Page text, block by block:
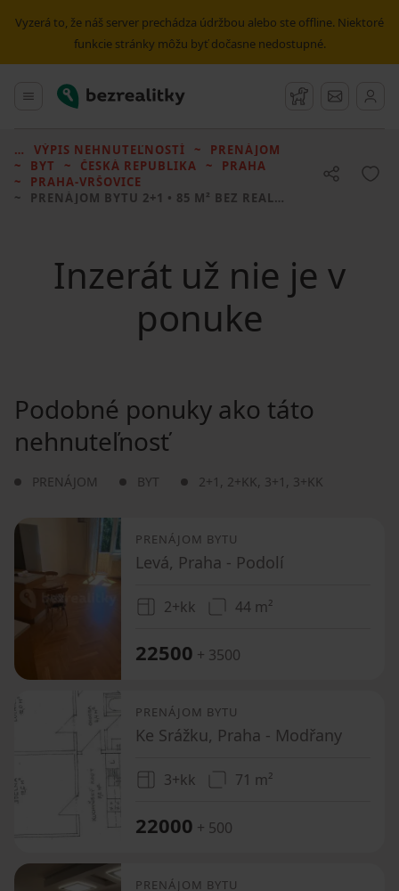
Vyzerá to, že náš server prechádza údržbou alebo ste offline. Niektoré
funkcie stránky môžu byť dočasne nedostupné.
Hlavné menu
Bezrealitky Strážny pes
Správy
VÝPIS NEHNUTEĽNOSTÍ
PRENÁJOM
BYT
ČESKÁ REPUBLIKA
PRAHA
PRAHA-VRŠOVICE
PRENÁJOM BYTU 2+1 • 85 M² BEZ REALITKY
Inzerát už nie je v
ponuke
Podobné ponuky ako táto
nehnuteľnosť
PRENÁJOM BYT 2+1 , 2+KK, 3+1 , 3+KK
PRENÁJOM BYTU
Levá, Praha - Podolí
2+kk 44 m²
22500 + 3500
PRENÁJOM BYTU
Ke Srážku, Praha - Modřany
3+kk 71 m²
22000 + 500
PRENÁJOM BYTU